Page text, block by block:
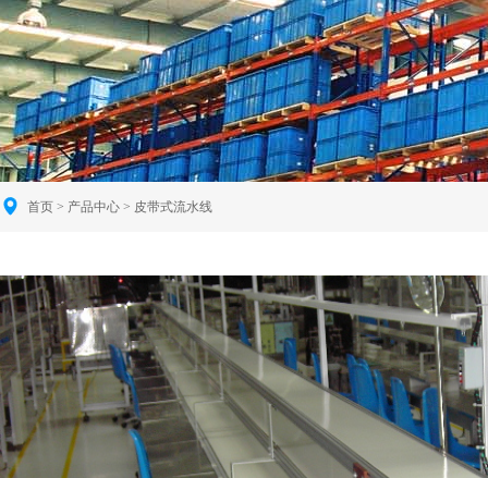
首页 > 产品中心 > 皮带式流水线